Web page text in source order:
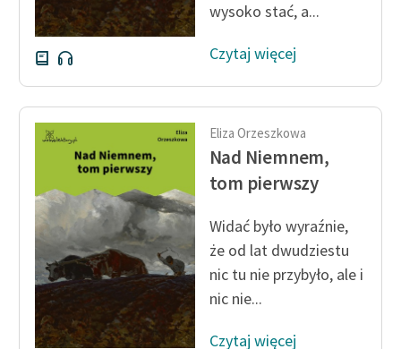
Zasady wykorzystania
Wolnych Lektur
Logotypy
Materiały promocyjne
Polityka prywatności
Regulamin biblioteki
Dane fundacji i
sprawozdania finansowe
Regulamin darowizn
Informacja o treściach
wrażliwych
wysoko stać, a...
Czytaj więcej
Eliza Orzeszkowa
Nad Niemnem,
tom pierwszy
Widać było wyraźnie,
że od lat dwudziestu
nic tu nie przybyło, ale i
nic nie...
Czytaj więcej